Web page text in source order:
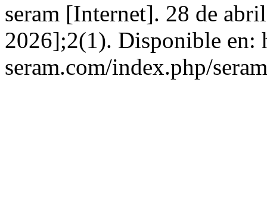
seram [Internet]. 28 de
2026];2(1). Disponible en:
seram.com/index.php/